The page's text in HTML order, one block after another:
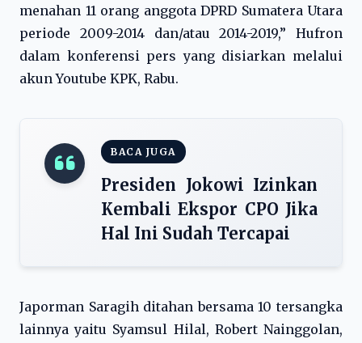
menahan 11 orang anggota DPRD Sumatera Utara
periode 2009-2014 dan/atau 2014-2019,” Hufron
dalam konferensi pers yang disiarkan melalui
akun Youtube KPK, Rabu.
BACA JUGA
Presiden Jokowi Izinkan
Kembali Ekspor CPO Jika
Hal Ini Sudah Tercapai
Japorman Saragih ditahan bersama 10 tersangka
lainnya yaitu Syamsul Hilal, Robert Nainggolan,